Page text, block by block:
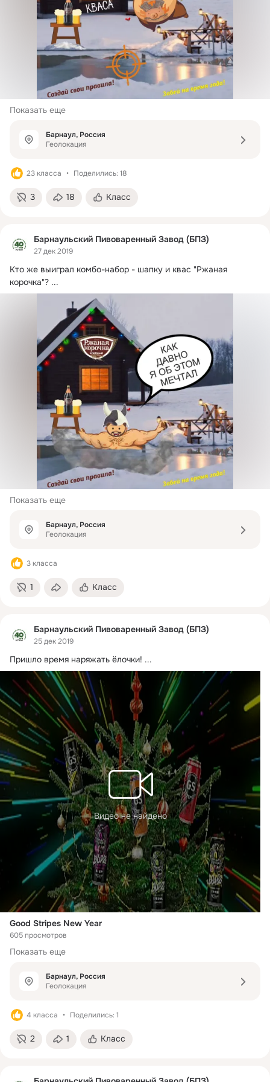
Показать еще
Барнаул, Россия
Геолокация
23 класса Поделились: 18
3 18 Класс
Барнаульский Пивоваренный Завод (БПЗ)
27 дек 2019
Кто же выиграл комбо-набор - шапку и квас "Ржаная
корочка"? ...
Показать еще
Барнаул, Россия
Геолокация
3 класса
1 Класс
Барнаульский Пивоваренный Завод (БПЗ)
25 дек 2019
Пришло время наряжать ёлочки! ...
Видео не найдено
Good Stripes New Year
605 просмотров
Показать еще
Барнаул, Россия
Геолокация
4 класса Поделились: 1
2 1 Класс